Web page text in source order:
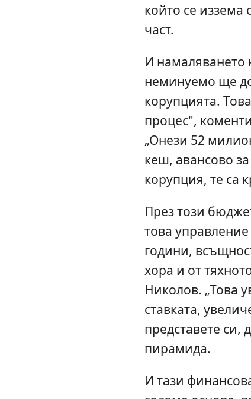
който се иззема
част.
И намаляването
неминуемо ще
корупцията.
процес",
„Онези 52
кеш, авансово
корупция, те са
През този
това
години,
хора и от
Николов. „Това
ставката,
представете си,
пирамида.
И тази